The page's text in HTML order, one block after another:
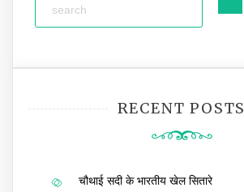
RECENT POSTS
चौथाई सदी के भारतीय खेल सितारे